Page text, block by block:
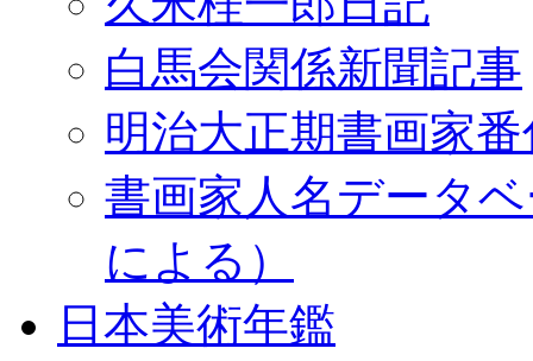
白馬会関係新聞記事
明治大正期書画家
書画家人名データ
による）
日本美術年鑑